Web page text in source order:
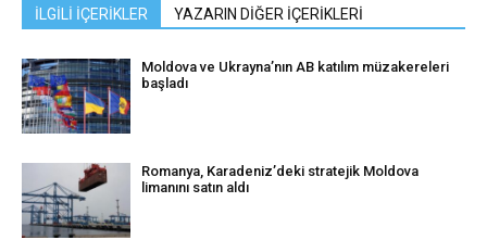
İLGİLİ İÇERİKLER YAZARIN DİĞER İÇERİKLERİ
Moldova ve Ukrayna’nın AB katılım müzakereleri
başladı
Romanya, Karadeniz’deki stratejik Moldova
limanını satın aldı